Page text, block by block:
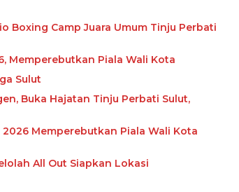
Boxing Camp Juara Umum Tinju Perbati
Memperebutkan Piala Wali Kota
Sulut
Buka Hajatan Tinju Perbati Sulut,
Memperebutkan Piala Wali Kota
All Out Siapkan Lokasi